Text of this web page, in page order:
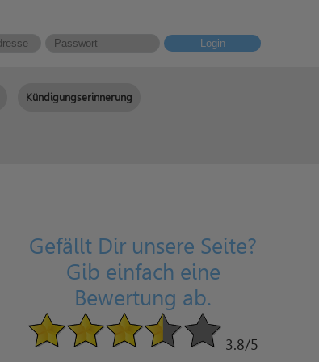
Login
Kündigungserinnerung
Gefällt Dir unsere Seite?
Gib einfach eine
Bewertung ab.
3.8/5